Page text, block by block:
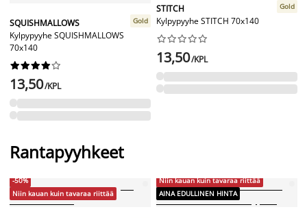
SQUISHMALLOWS
Kylpypyyhe SQUISHMALLOWS
70x140
Gold






13,50/KPL
STITCH
Kylpypyyhe STITCH 70x140
Gold






13,50/KPL
Rantapyyhkeet
-50%
Niin kauan kuin tavaraa riittää
Niin kauan kuin tavaraa riittää
AINA EDULLINEN HINTA